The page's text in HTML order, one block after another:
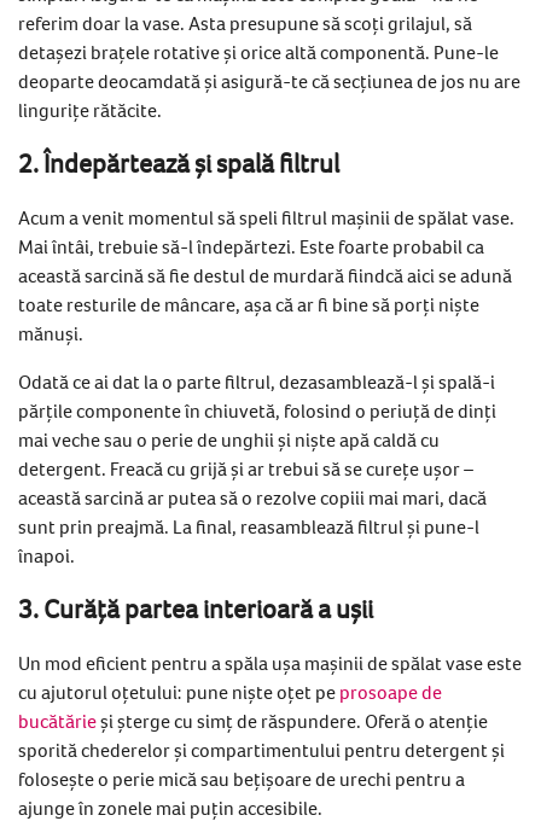
referim doar la vase. Asta presupune să scoți grilajul, să
detașezi brațele rotative și orice altă componentă. Pune-le
deoparte deocamdată și asigură-te că secțiunea de jos nu are
lingurițe rătăcite.
2. Îndepărtează și spală filtrul
Acum a venit momentul să speli filtrul mașinii de spălat vase.
Mai întâi, trebuie să-l îndepărtezi. Este foarte probabil ca
această sarcină să fie destul de murdară fiindcă aici se adună
toate resturile de mâncare, așa că ar fi bine să porți niște
mănuși.
Odată ce ai dat la o parte filtrul, dezasamblează-l și spală-i
părțile componente în chiuvetă, folosind o periuță de dinți
mai veche sau o perie de unghii și niște apă caldă cu
detergent. Freacă cu grijă și ar trebui să se curețe ușor –
această sarcină ar putea să o rezolve copiii mai mari, dacă
sunt prin preajmă. La final, reasamblează filtrul și pune-l
înapoi.
3. Curăță partea interioară a ușii
Un mod eficient pentru a spăla ușa mașinii de spălat vase este
cu ajutorul oțetului: pune niște oțet pe prosoape de
bucătărieși șterge cu simț de răspundere. Oferă o atenție
sporită chederelor și compartimentului pentru detergent și
folosește o perie mică sau bețișoare de urechi pentru a
ajunge în zonele mai puțin accesibile.